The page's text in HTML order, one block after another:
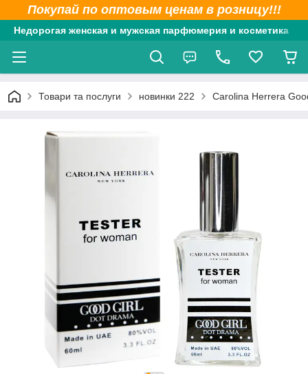
Покупай по оптовым ценам в розницу!!!
Недорогая женская и мужская парфюмерия и косметика
Товари та послуги новинки 222 Carolina Herrera